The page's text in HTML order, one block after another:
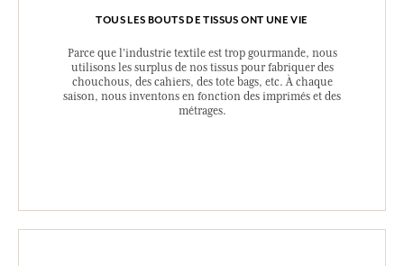
TOUS LES BOUTS DE TISSUS ONT UNE VIE
Parce que l’industrie textile est trop gourmande, nous
utilisons les surplus de nos tissus pour fabriquer des
chouchous, des cahiers, des tote bags, etc. À chaque
saison, nous inventons en fonction des imprimés et des
métrages.